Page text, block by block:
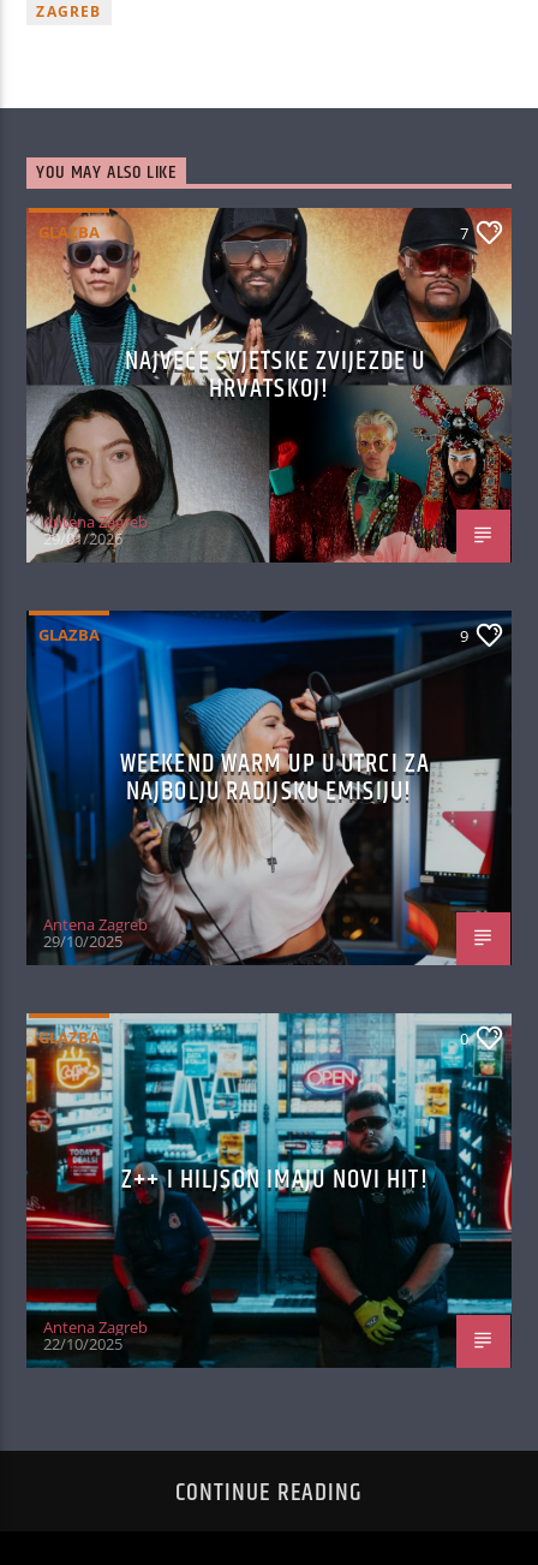
ZAGREB
YOU MAY ALSO LIKE
GLAZBA 7
NAJVEĆE SVJETSKE ZVIJEZDE U
HRVATSKOJ!
Antena Zagreb
29/01/2026
GLAZBA 9
WEEKEND WARM UP U UTRCI ZA
NAJBOLJU RADIJSKU EMISIJU!
Antena Zagreb
29/10/2025
GLAZBA 0
Z++ I HILJSON IMAJU NOVI HIT!
Antena Zagreb
22/10/2025
CONTINUE READING